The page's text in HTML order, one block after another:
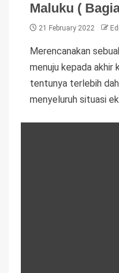
Maluku (
21 February 2022
Merencanakan
menuju kepada
tentunya terlebih
menyeluruh situasi